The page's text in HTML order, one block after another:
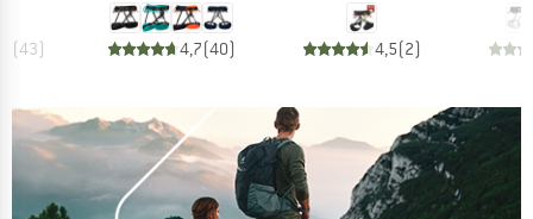
(43) 4,7(40) 4,5(2)